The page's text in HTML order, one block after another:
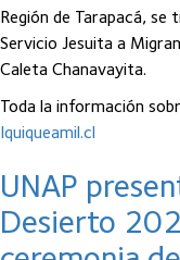
Región de Tarapacá,
Servicio Jesuita a
Caleta Chanavayita.
Toda la información
Iquiqueamil.cl
UNAP
Desierto